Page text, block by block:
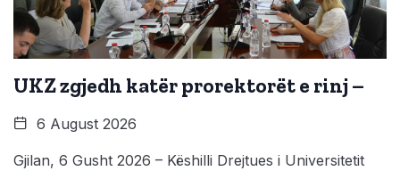
UKZ zgjedh katër prorektorët e rinj –
6 August 2026
Gjilan, 6 Gusht 2026 – Këshilli Drejtues i Universitetit